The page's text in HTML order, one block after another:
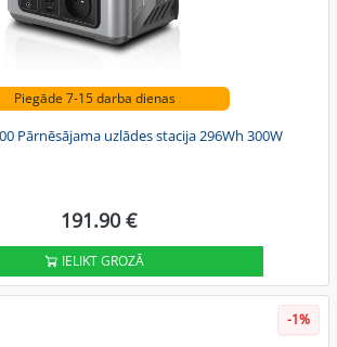
Piegāde 7-15 darba dienas
Pārnēsājama uzlādes stacija 296Wh 300W
191.90 €
IELIKT GROZĀ
-1%